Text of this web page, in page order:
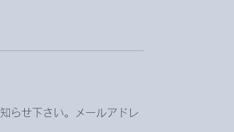
らせ下さい。メールアドレ